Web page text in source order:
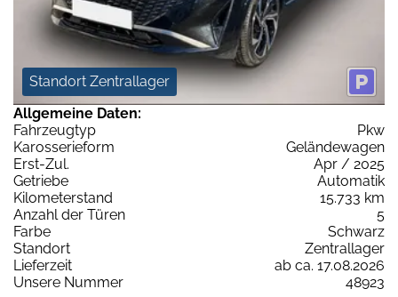
Standort Zentrallager
Allgemeine Daten:
Fahrzeugtyp
Pkw
Karosserieform
Geländewagen
Erst-Zul.
Apr / 2025
Getriebe
Automatik
Kilometerstand
15.733 km
Anzahl der Türen
5
Farbe
Schwarz
Standort
Zentrallager
Lieferzeit
ab ca. 17.08.2026
Unsere Nummer
48923